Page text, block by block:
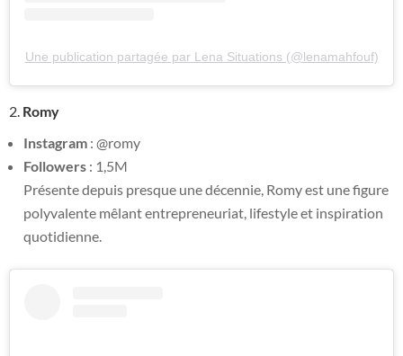
Une publication partagée par Lena Situations (@lenamahfouf)
2. Romy
Instagram : @romy
Followers : 1,5M
Présente depuis presque une décennie, Romy est une figure
polyvalente mêlant entrepreneuriat, lifestyle et inspiration
quotidienne.